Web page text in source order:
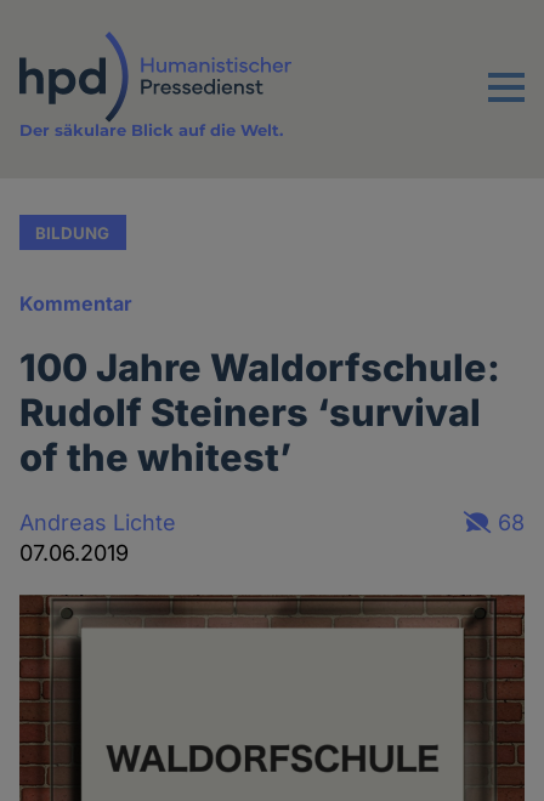
Inhalt
Menu
Der säkulare Blick auf die Welt.
BILDUNG
Kommentar
100 Jahre Waldorfschule:
Rudolf Steiners ‘survival
of the whitest’
Andreas Lichte
07.06.2019
68